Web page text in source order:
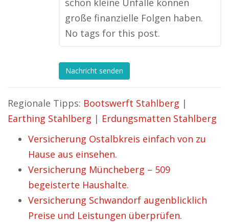
schon kleine Unfälle können
große finanzielle Folgen haben.
No tags for this post.
Nachricht senden
Regionale Tipps: Bootswerft Stahlberg |
Earthing Stahlberg | Erdungsmatten Stahlberg
Versicherung Ostalbkreis einfach von zu
Hause aus einsehen.
Versicherung Müncheberg – 509
begeisterte Haushalte.
Versicherung Schwandorf augenblicklich
Preise und Leistungen überprüfen.